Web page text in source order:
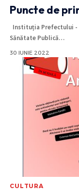
Puncte de
Instituția Prefectului -
Sănătate Publică…
30 IUNIE 2022
CULTURA